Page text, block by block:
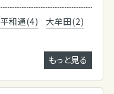
平和通(4)
大牟田(2)
もっと見る